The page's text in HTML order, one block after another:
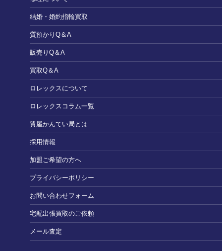
結婚・婚約指輪買取
質預かりQ＆A
販売りQ＆A
買取Q＆A
ロレックスについて
ロレックスコラム一覧
質屋かんてい局とは
採用情報
加盟ご希望の方へ
プライバシーポリシー
お問い合わせフォーム
宅配出張買取のご依頼
メール査定